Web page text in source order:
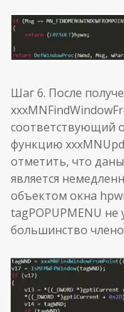
Шаг 6. После
соответствующий
функцию
отметить, что
является
объектом окна
tagPOPUPMENU
большинство